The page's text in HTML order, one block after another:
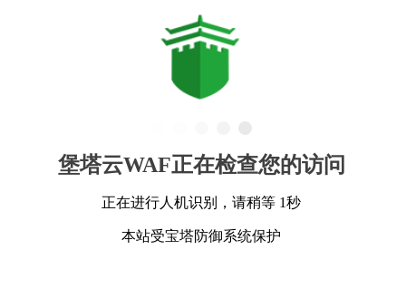
堡塔云WAF正在检查您的访问
正在进行人机识别，请稍等 1秒
本站受宝塔防御系统保护